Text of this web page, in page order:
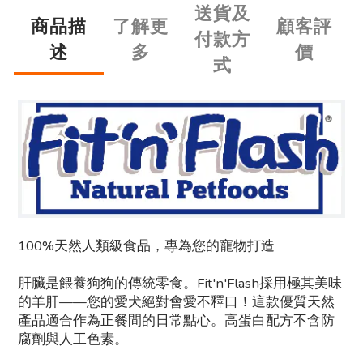
商品描
述
了解更
多
送貨及
付款方
式
顧客評
價
100%天然人類級食品，專為您的寵物打造
肝臟是餵養狗狗的傳統零食。Fit'n'Flash採用極其美味
的羊肝——您的愛犬絕對會愛不釋口！這款優質天然
產品適合作為正餐間的日常點心。高蛋白配方不含防
腐劑與人工色素。